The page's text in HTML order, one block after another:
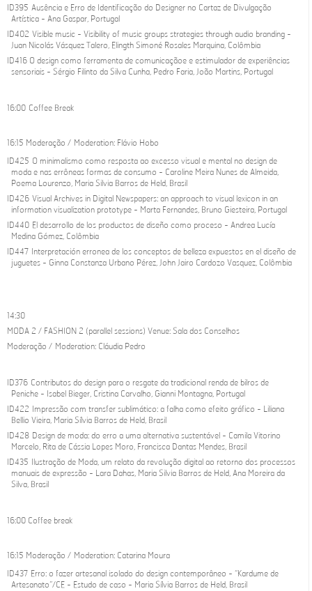
ID395 Ausência e Erro de Identificação do Designer no Cartaz de Divulgação
Artística - Ana Gaspar, Portugal
ID402 Visible music - Visibility of music groups strategies through audio branding -
Juan Nicolás Vásquez Talero, Elingth Simoné Rosales Marquina, Colômbia
ID416 O design como ferramenta de comunicaçãoe e estimulador de experiências
sensoriais - Sérgio Filinto da Silva Cunha, Pedro Faria, João Martins, Portugal
16:00 Coffee Break
16:15 Moderação / Moderation: Flávio Hobo
ID425 O minimalismo como resposta ao excesso visual e mental no design de
moda e nas errôneas formas de consumo - Caroline Meira Nunes de Almeida,
Poema Lourenzo, Maria Silvia Barros de Held, Brasil
ID426 Visual Archives in Digital Newspapers: an approach to visual lexicon in an
information visualization prototype - Marta Fernandes, Bruno Giesteira, Portugal
ID440 El desarrollo de los productos de diseño como proceso - Andrea Lucía
Medina Gómez, Colômbia
ID447 Interpretación erronea de los conceptos de belleza expuestos en el diseño de
juguetes - Ginna Constanza Urbano Pérez, John Jairo Cardozo Vasquez, Colômbia
14:30
MODA 2 / FASHION 2 (parallel sessions) Venue: Sala dos Conselhos
Moderação / Moderation: Cláudia Pedro
ID376 Contributos do design para o resgate da tradicional renda de bilros de
Peniche - Isabel Bieger, Cristina Carvalho, Gianni Montagna, Portugal
ID422 Impressão com transfer sublimático: a falha como efeito gráfico - Liliana
Bellio Vieira, Maria Sílvia Barros de Held, Brasil
ID428 Design de moda: do erro a uma alternativa sustentável - Camila Vitorino
Marcelo, Rita de Cássia Lopes Moro, Francisca Dantas Mendes, Brasil
ID435 Ilustração de Moda, um relato da revolução digital ao retorno dos processos
manuais de expressão - Lara Dahas, Maria Silvia Barros de Held, Ana Moreira da
Silva, Brasil
16:00 Coffee break
16:15 Moderação / Moderation: Catarina Moura
ID437 Erro: o fazer artesanal isolado do design contemporâneo - “Kardume de
Artesanato”/CE - Estudo de caso - Maria Sílvia Barros de Held, Brasil